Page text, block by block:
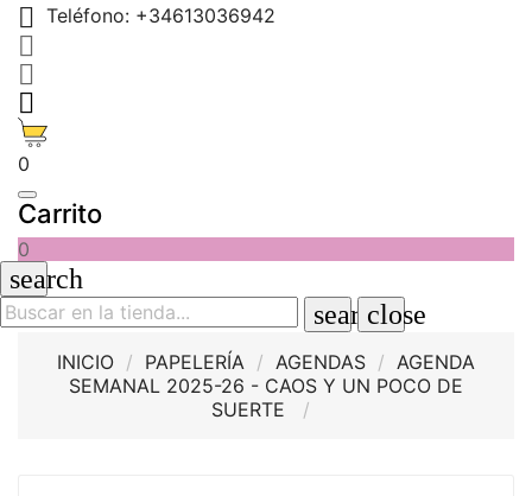
 Teléfono: +34613036942



0
Carrito
0
search
searchclose
INICIO PAPELERÍA AGENDAS
AGENDA
SEMANAL 2025-26 - CAOS Y UN POCO DE
SUERTE